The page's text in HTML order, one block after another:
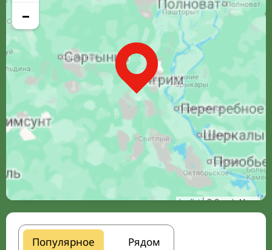
−
Leaflet| © Google Maps
Популярное Рядом